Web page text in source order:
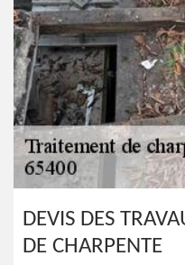
DEVIS DES
DE CHARPENTE